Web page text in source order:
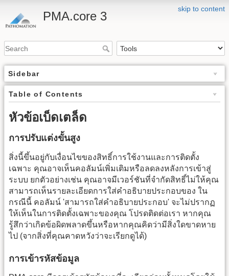
skip to content
PMA.core 3
Sidebar
Table of Contents
หัวข้อเบ็ดเตล็ด
การปรับแต่งขั้นสูง
สิ่งนี้ขึ้นอยู่กับเงื่อนไขของสิทธิ์การใช้งานและการติดตั้ง
เฉพาะ คุณอาจเห็นคอลัมน์เพิ่มเติมหรือลดลงหลังการเข้าสู่
ระบบ ยกตัวอย่างเช่น คุณอาจมีเวอร์ชันที่จำกัดสิทธิ์ไม่ให้คุณ
สามารถเห็นรายละเอียดการใส่คำอธิบายประกอบของ ใน
กรณีนี้ คอลัมน์ 'สามารถใส่คำอธิบายประกอบ' จะไม่ปรากฏ
ให้เห็นในการติดตั้งเฉพาะของคุณ โปรดติดต่อเรา หากคุณ
รู้สึกว่าเกิดข้อผิดพลาดขึ้นหรือหากคุณคิดว่ามีสิ่งใดขาดหาย
ไป (จากสิ่งที่คุณคาดหวังว่าจะเรียกดูได้)
การเข้ารหัสข้อมูล